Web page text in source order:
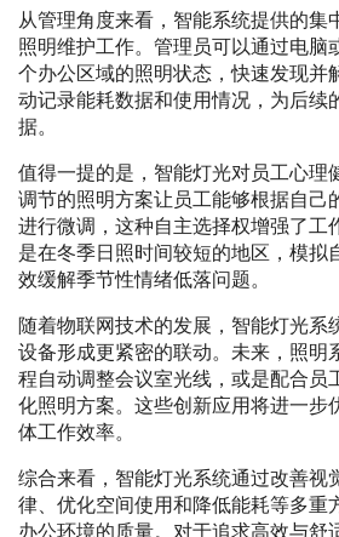
从管理角度来看，智能系统提供的集
照明维护工作。管理员可以通过电脑
个办公区域的照明状态，快速发现并
动记录能耗数据和使用情况，为后续
据。
值得一提的是，智能灯光对员工心理
调节的照明方案让员工能够根据自己
进行微调，这种自主选择权增强了工
是在冬季日照时间较短的地区，模拟
效缓解季节性情绪低落问题。
随着物联网技术的发展，智能灯光系
设备形成更紧密的联动。未来，照明
程自动调整会议室光线，或是配合员
化照明方案。这些创新应用将进一步
体工作效率。
综合来看，智能灯光系统通过改善视
律、优化空间使用和降低能耗等多重
办公环境的质量。对于追求高效与舒